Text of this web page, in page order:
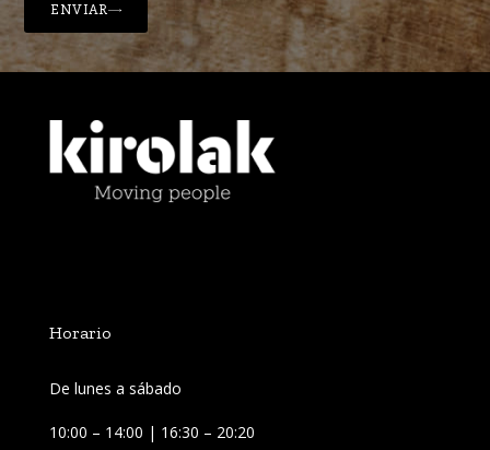
ENVIAR
Horario
De lunes a sábado
10:00 – 14:00 | 16:30 – 20:20